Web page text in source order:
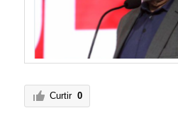
Curtir 0